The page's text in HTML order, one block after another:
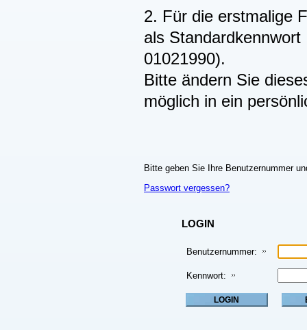
2. Für die erstmalige
als
01021990).
Bitte ändern Sie
möglich in ein
Bitte geben Sie Ihre Benutzernummer
Passwort vergessen?
LOGIN
Benutzernummer:
Kennwort: